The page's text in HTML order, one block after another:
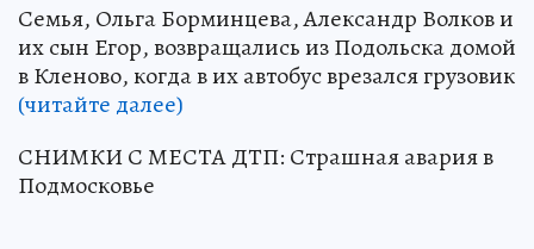
Семья, Ольга Борминцева, Александр Волков и
их сын Егор, возвращались из Подольска домой
в Кленово, когда в их автобус врезался грузовик
(читайте далее)
СНИМКИ С МЕСТА ДТП: Страшная авария в
Подмосковье